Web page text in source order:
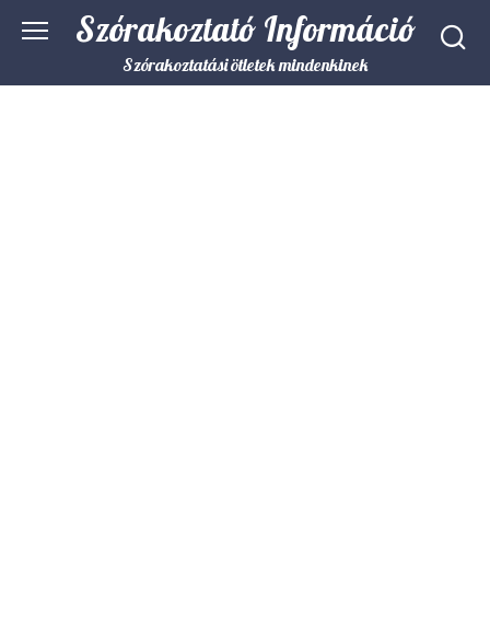
Szórakoztató Információ
Szórakoztatási ötletek mindenkinek